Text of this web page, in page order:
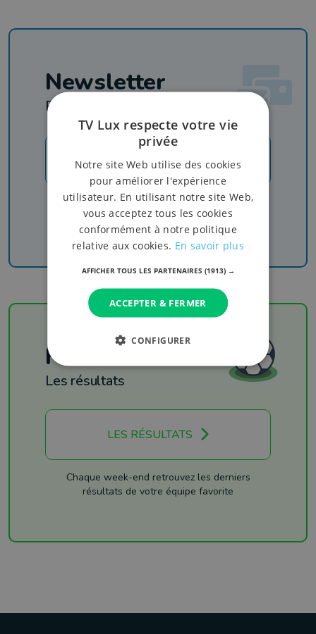
Newsletter
Rejoignez-nous
JE M'INSCRIS
Recevez nos newsletters pour ne rien manquer
de l'info, du sport et de nos émissions
Football
Les résultats
LES RÉSULTATS
Chaque week-end retrouvez les derniers
résultats de votre équipe favorite
TV Lux respecte votre vie
privée
Notre site Web utilise des cookies
pour améliorer l'expérience
utilisateur. En utilisant notre site Web,
vous acceptez tous les cookies
conformément à notre politique
relative aux cookies. En savoir plus
AFFICHER TOUS LES PARTENAIRES (1913) →
ACCEPTER & FERMER
CONFIGURER